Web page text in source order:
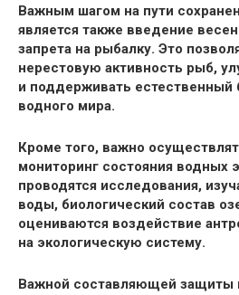
Важным шагом на пути
является также введение
запрета на рыбалку. Это
нерестовую активность рыб,
и поддерживать естественный
водного мира.
Кроме того, важно
мониторинг состояния водных
проводятся исследования,
воды, биологический состав
оцениваются воздействие
на экологическую систему.
Важной составляющей защиты